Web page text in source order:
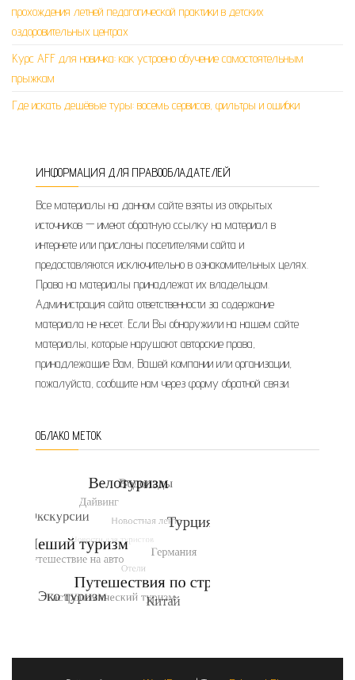
прохождения летней педагогической практики в детских
оздоровительных центрах
Курс AFF для новичка: как устроено обучение самостоятельным
прыжкам
Где искать дешёвые туры: восемь сервисов, фильтры и ошибки
ИНФОРМАЦИЯ ДЛЯ ПРАВООБЛАДАТЕЛЕЙ
Все материалы на данном сайте взяты из открытых
источников — имеют обратную ссылку на материал в
интернете или присланы посетителями сайта и
предоставляются исключительно в ознакомительных целях.
Права на материалы принадлежат их владельцам.
Администрация сайта ответственности за содержание
материала не несет. Если Вы обнаружили на нашем сайте
материалы, которые нарушают авторские права,
принадлежащие Вам, Вашей компании или организации,
пожалуйста, сообщите нам через форму обратной связи.
ОБЛАКО МЕТОК